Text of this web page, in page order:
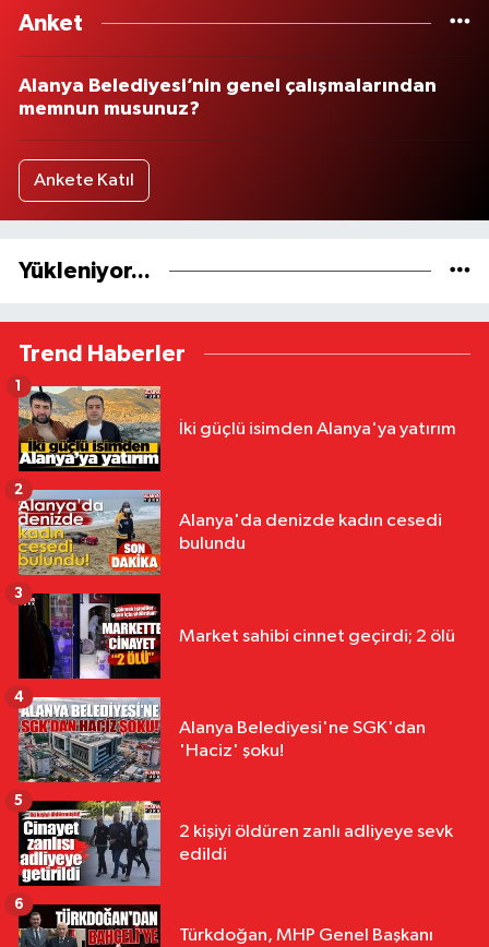
Anket
Alanya Belediyesi’nin genel çalışmalarından
memnun musunuz?
Ankete Katıl
Yükleniyor...
Trend Haberler
İki güçlü isimden Alanya'ya yatırım
1
Alanya'da denizde kadın cesedi
bulundu
2
Market sahibi cinnet geçirdi; 2 ölü
3
Alanya Belediyesi'ne SGK'dan
'Haciz' şoku!
4
2 kişiyi öldüren zanlı adliyeye sevk
edildi
5
Türkdoğan, MHP Genel Başkanı
6